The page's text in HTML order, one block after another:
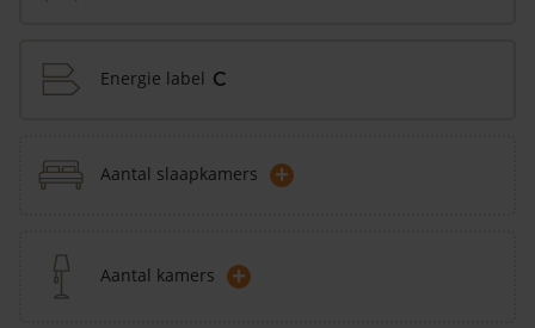
Energie label C
Aantal slaapkamers +
Aantal kamers +